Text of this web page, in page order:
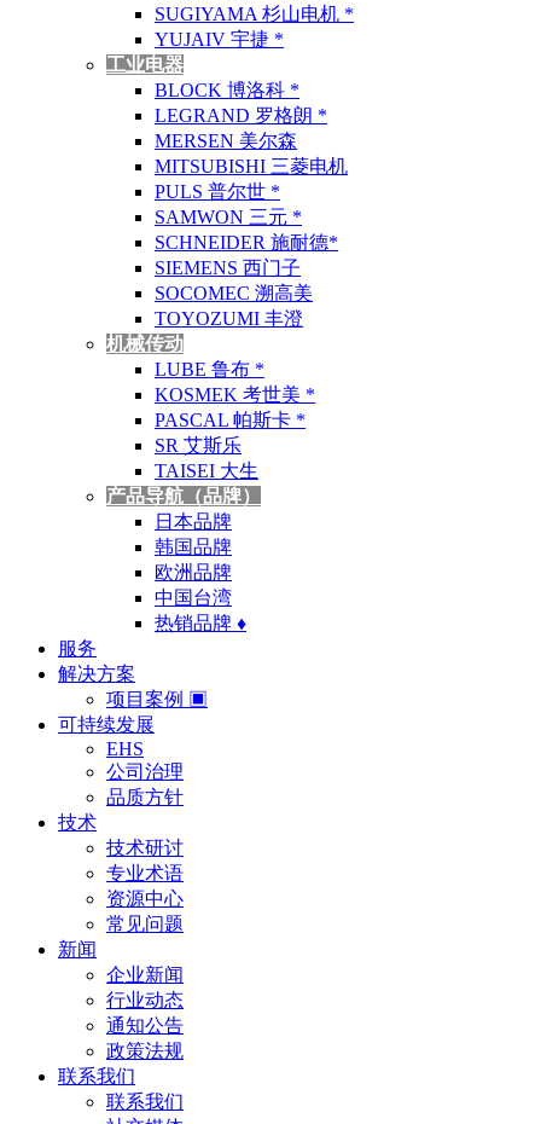
SUGIYAMA 杉山电机 *
YUJAIV 宇捷 *
工业电器
BLOCK 博洛科 *
LEGRAND 罗格朗 *
MERSEN 美尔森
MITSUBISHI 三菱电机
PULS 普尔世 *
SAMWON 三元 *
SCHNEIDER 施耐德*
SIEMENS 西门子
SOCOMEC 溯高美
TOYOZUMI 丰澄
机械传动
LUBE 鲁布 *
KOSMEK 考世美 *
PASCAL 帕斯卡 *
SR 艾斯乐
TAISEI 大生
产品导航（品牌）
日本品牌
韩国品牌
欧洲品牌
中国台湾
热销品牌 ♦
服务
解决方案
项目案例 ▣
可持续发展
EHS
公司治理
品质方针
技术
技术研讨
专业术语
资源中心
常见问题
新闻
企业新闻
行业动态
通知公告
政策法规
联系我们
联系我们